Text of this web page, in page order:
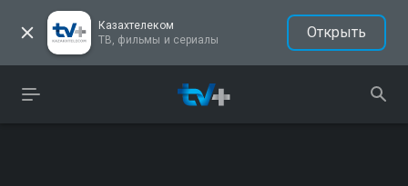
Казахтелеком
ТВ, фильмы и сериалы
Открыть